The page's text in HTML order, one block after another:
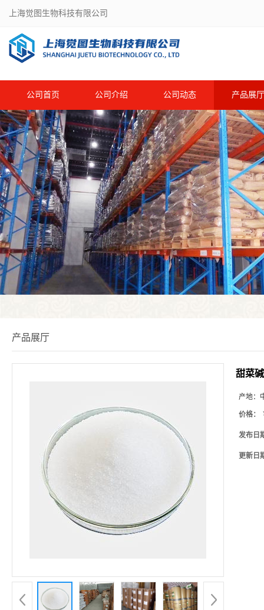
上海觉图生物科技有限公司
公司首页 公司介绍 公司动态 产品展厅
产品展厅
甜菜
产地：
价格：
发布日
更新日